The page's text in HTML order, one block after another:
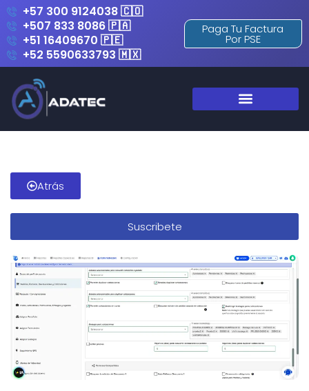
+57 300 9124038 🇨🇴
+507 833 8086 🇵🇦
+51 16409670 🇵🇪
+52 5590633793 🇲🇽
Paga Tu Factura
Por PSE
Atrás
Suscribete